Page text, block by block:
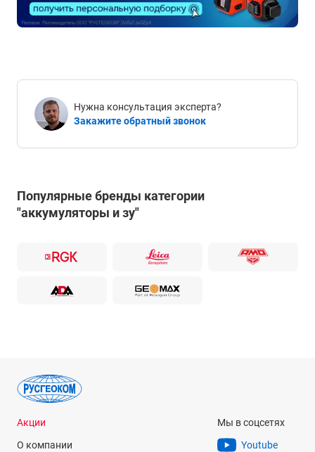
Нужна консультация эксперта?
Закажите обратный звонок
Популярные бренды категории
"аккумуляторы и зу"
Акции
О компании
Мы в соцсетях
Youtube